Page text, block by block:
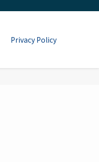
Privacy Policy